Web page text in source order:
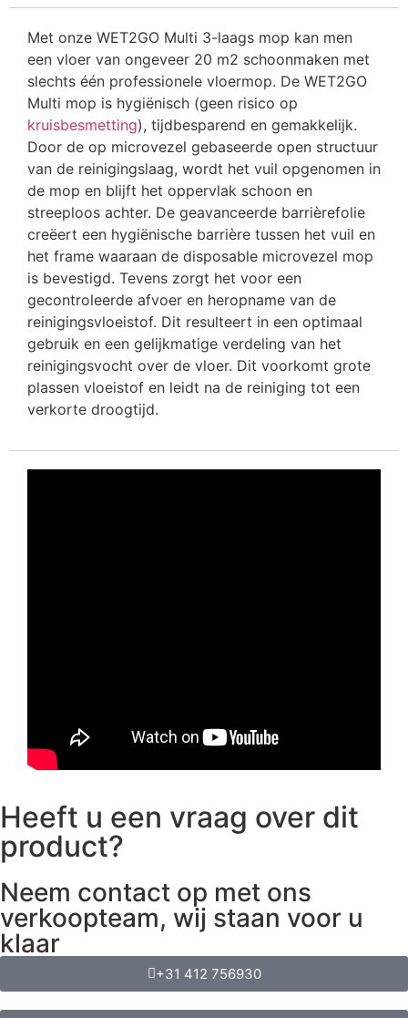
Met onze WET2GO Multi 3-laags mop kan men
een vloer van ongeveer 20 m2 schoonmaken met
slechts één professionele vloermop. De WET2GO
Multi mop is hygiënisch (geen risico op
kruisbesmetting), tijdbesparend en gemakkelijk.
Door de op microvezel gebaseerde open structuur
van de reinigingslaag, wordt het vuil opgenomen in
de mop en blijft het oppervlak schoon en
streeploos achter. De geavanceerde barrièrefolie
creëert een hygiënische barrière tussen het vuil en
het frame waaraan de disposable microvezel mop
is bevestigd. Tevens zorgt het voor een
gecontroleerde afvoer en heropname van de
reinigingsvloeistof. Dit resulteert in een optimaal
gebruik en een gelijkmatige verdeling van het
reinigingsvocht over de vloer. Dit voorkomt grote
plassen vloeistof en leidt na de reiniging tot een
verkorte droogtijd.
Heeft u een vraag over dit
product?
Neem contact op met ons
verkoopteam, wij staan voor u
klaar
+31 412 756930